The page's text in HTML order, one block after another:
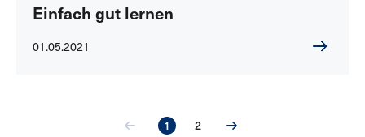
Einfach gut lernen
01.05.2021
1 2